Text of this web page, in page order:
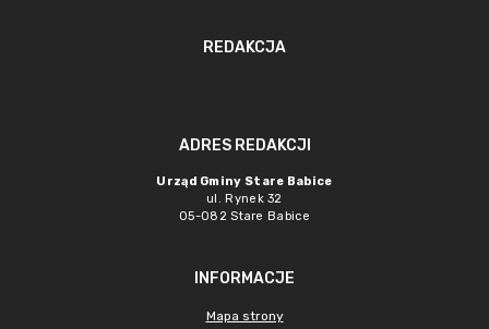
REDAKCJA
ADRES REDAKCJI
Urząd Gminy Stare Babice
ul. Rynek 32
05-082 Stare Babice
INFORMACJE
Mapa strony